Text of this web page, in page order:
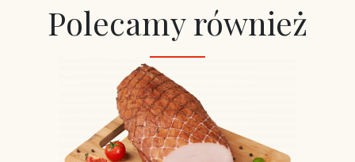
Polecamy również